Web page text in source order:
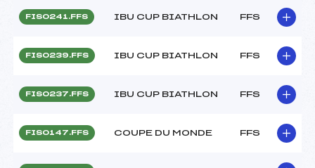
FIS0241.FFS IBU CUP BIATHLON FFS
FIS0239.FFS IBU CUP BIATHLON FFS
FIS0237.FFS IBU CUP BIATHLON FFS
FIS0147.FFS COUPE DU MONDE FFS